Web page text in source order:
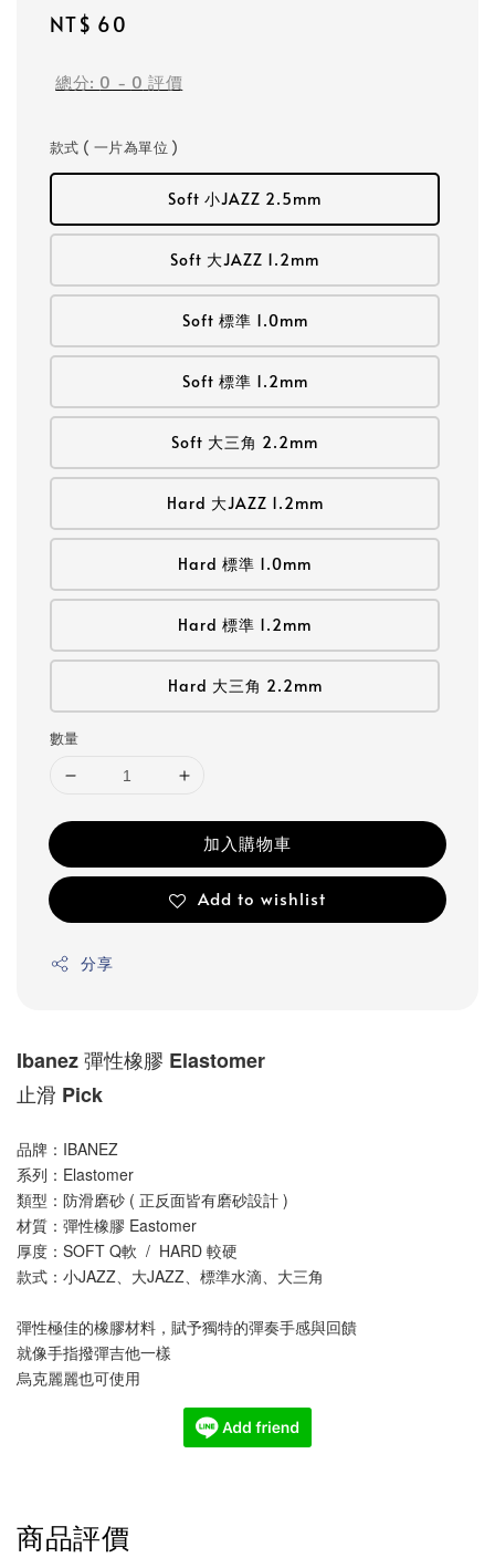
Regular
NT$ 60
總分: 0 - 0 評價
款式 ( 一片為單位 )
Soft 小JAZZ 2.5mm
Soft 大JAZZ 1.2mm
Soft 標準 1.0mm
Soft 標準 1.2mm
Soft 大三角 2.2mm
Hard 大JAZZ 1.2mm
Hard 標準 1.0mm
Hard 標準 1.2mm
Hard 大三角 2.2mm
數量
加入購物車
Add to wishlist
分享
Ibanez 彈性橡膠 Elastomer
止滑 Pick
品牌：IBANEZ
系列：Elastomer
類型：防滑磨砂 ( 正反面皆有磨砂設計 )
材質：彈性橡膠 Eastomer
厚度：SOFT Q軟  /  HARD 較硬
款式：小JAZZ、大JAZZ、標準水滴、大三角
彈性極佳的橡膠材料，賦予獨特的彈奏手感與回饋
就像手指撥彈吉他一樣
烏克麗麗也可使用
商品評價